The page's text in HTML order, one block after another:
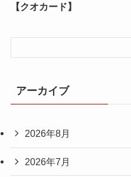
【クオカード】
アーカイブ
2026年8月
2026年7月